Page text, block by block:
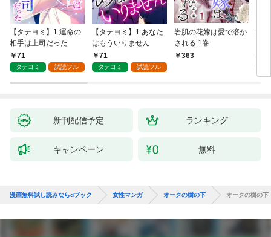
【タテヨミ】1.運命の
相手は上司だった
71
タテヨミ 試読フル
【タテヨミ】1.あなた
はもういりません
71
タテヨミ 試読フル
岩肌の花嫁は愛で溶か
される 1巻
363
愛
新刊配信予定 ランキング
キャンペーン 無料
漫画無料試し読みならdブック 女性マンガ オークの樹の下 オークの樹の